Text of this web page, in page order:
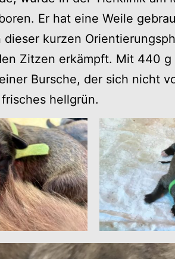
Er hat eine Weile
kurzen
Zitzen erkämpft. Mit 440 g
Bursche, der sich nicht
hellgrün.